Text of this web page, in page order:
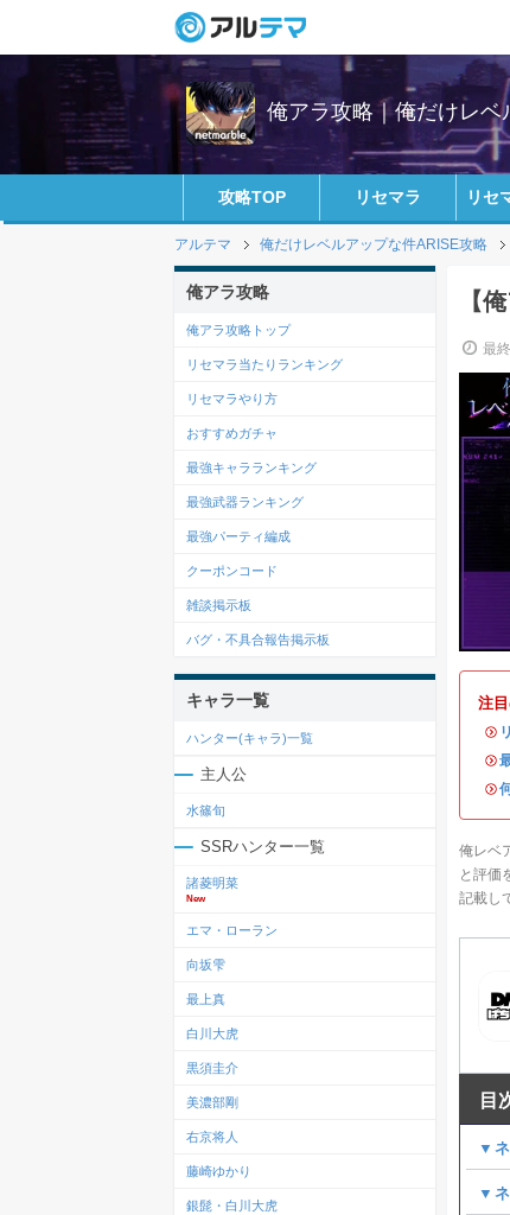
俺アラ攻略｜俺だけレ
攻略TOP リセマラ リセ
アルテマ 俺だけレベルアップな件ARISE攻略
【
最
注
・
・
・
俺レベ
と評価
記載し
目
▼ネ
▼ネ
俺アラ攻略
俺アラ攻略トップ
リセマラ当たりランキング
リセマラやり方
おすすめガチャ
最強キャラランキング
最強武器ランキング
最強パーティ編成
クーポンコード
雑談掲示板
バグ・不具合報告掲示板
キャラ一覧
ハンター(キャラ)一覧
主人公
水篠旬
SSRハンター一覧
諸菱明菜
New
エマ・ローラン
向坂雫
最上真
白川大虎
黒須圭介
美濃部剛
右京将人
藤崎ゆかり
銀髭・白川大虎